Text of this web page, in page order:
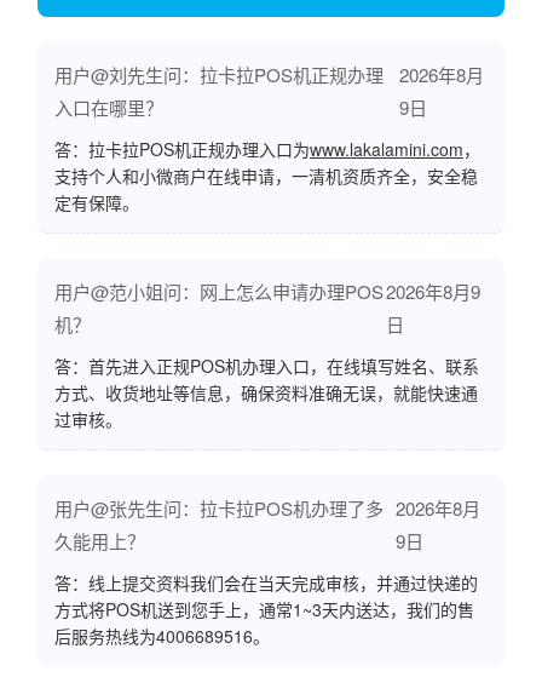
用户@刘先生问：拉卡拉POS机正规办理
入口在哪里？
2026年8月
9日
答：拉卡拉POS机正规办理入口为www.lakalamini.com，
支持个人和小微商户在线申请，一清机资质齐全，安全稳
定有保障。
用户@范小姐问：网上怎么申请办理POS
机？
2026年8月9
日
答：首先进入正规POS机办理入口，在线填写姓名、联系
方式、收货地址等信息，确保资料准确无误，就能快速通
过审核。
用户@张先生问：拉卡拉POS机办理了多
久能用上？
2026年8月
9日
答：线上提交资料我们会在当天完成审核，并通过快递的
方式将POS机送到您手上，通常1~3天内送达，我们的售
后服务热线为4006689516。